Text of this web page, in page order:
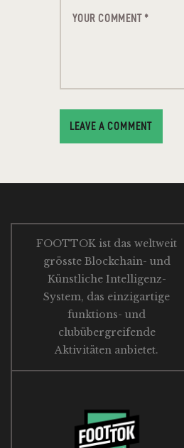
FOOTTOK ist das weltweit
grösste Blockchain- und
Künstliche Intelligenz-
System, das einzigartige
funktions- und
clubübergreifende
Aktivitäten anbietet.